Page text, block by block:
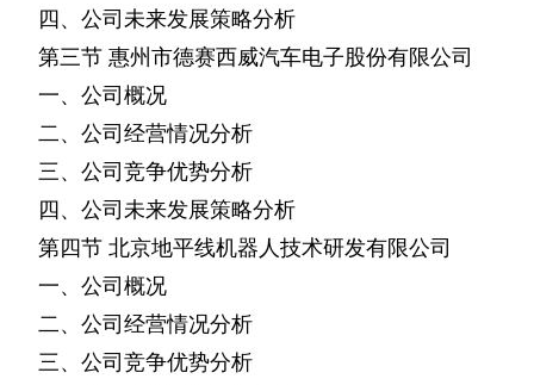
四、公司未来发展策略分析
第三节 惠州市德赛西威汽车电子股份有限公司
一、公司概况
二、公司经营情况分析
三、公司竞争优势分析
四、公司未来发展策略分析
第四节 北京地平线机器人技术研发有限公司
一、公司概况
二、公司经营情况分析
三、公司竞争优势分析